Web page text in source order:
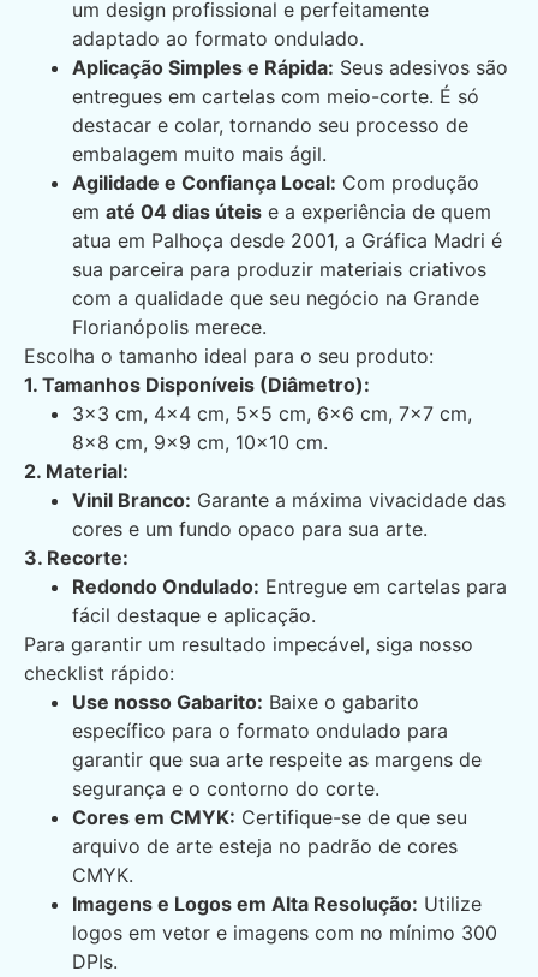
um design profissional e perfeitamente
adaptado ao formato ondulado.
Aplicação Simples e Rápida: Seus adesivos são
entregues em cartelas com meio-corte. É só
destacar e colar, tornando seu processo de
embalagem muito mais ágil.
Agilidade e Confiança Local: Com produção
em até 04 dias úteis e a experiência de quem
atua em Palhoça desde 2001, a Gráfica Madri é
sua parceira para produzir materiais criativos
com a qualidade que seu negócio na Grande
Florianópolis merece.
Escolha o tamanho ideal para o seu produto:
1. Tamanhos Disponíveis (Diâmetro):
3×3 cm, 4×4 cm, 5×5 cm, 6×6 cm, 7×7 cm,
8×8 cm, 9×9 cm, 10×10 cm.
2. Material:
Vinil Branco: Garante a máxima vivacidade das
cores e um fundo opaco para sua arte.
3. Recorte:
Redondo Ondulado: Entregue em cartelas para
fácil destaque e aplicação.
Para garantir um resultado impecável, siga nosso
checklist rápido:
Use nosso Gabarito: Baixe o gabarito
específico para o formato ondulado para
garantir que sua arte respeite as margens de
segurança e o contorno do corte.
Cores em CMYK: Certifique-se de que seu
arquivo de arte esteja no padrão de cores
CMYK.
Imagens e Logos em Alta Resolução: Utilize
logos em vetor e imagens com no mínimo 300
DPIs.